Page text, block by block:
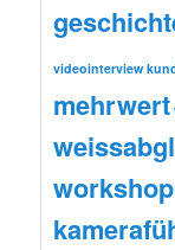
videointerview
mehrwert
workshop